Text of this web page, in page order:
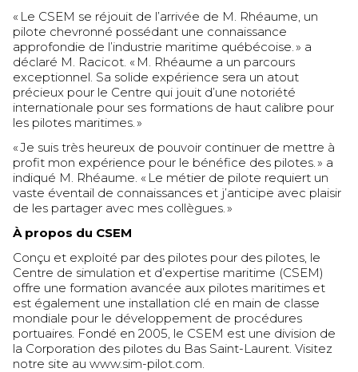
« Le CSEM se réjouit de l’arrivée de M. Rhéaume, un
pilote chevronné possédant une connaissance
approfondie de l’industrie maritime québécoise. » a
déclaré M. Racicot. « M. Rhéaume a un parcours
exceptionnel. Sa solide expérience sera un atout
précieux pour le Centre qui jouit d’une notoriété
internationale pour ses formations de haut calibre pour
les pilotes maritimes. »
« Je suis très heureux de pouvoir continuer de mettre à
profit mon expérience pour le bénéfice des pilotes. » a
indiqué M. Rhéaume. « Le métier de pilote requiert un
vaste éventail de connaissances et j’anticipe avec plaisir
de les partager avec mes collègues. »
À propos du CSEM
Conçu et exploité par des pilotes pour des pilotes, le
Centre de simulation et d’expertise maritime (CSEM)
offre une formation avancée aux pilotes maritimes et
est également une installation clé en main de classe
mondiale pour le développement de procédures
portuaires. Fondé en 2005, le CSEM est une division de
la Corporation des pilotes du Bas Saint-Laurent. Visitez
notre site au www.sim-pilot.com.